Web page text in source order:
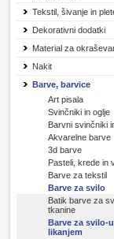
Tekstil, šivanje in
Dekorativni dodatki
Material za
Nakit
Barve, barvice
Art pisala
Svinčniki in oglje
Barvni svinčniki
Akvarelne barve
3d barve
Pasteli, krede in
Barve za tekstil
Barve za svilo
Batik barve za
tkanine
Barve za svilo-
likanjem